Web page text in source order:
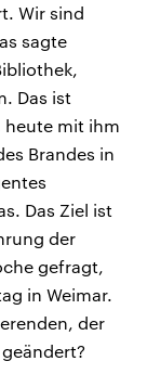
Wir sind
sagte
Das ist
heute mit ihm
Brandes in
Das Ziel ist
der
gefragt,
in Weimar.
der